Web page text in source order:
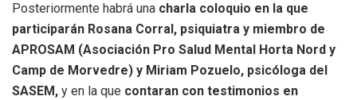
Posteriormente habrá una charla coloquio en la que
participarán Rosana Corral, psiquiatra y miembro de
APROSAM (Asociación Pro Salud Mental Horta Nord y
Camp de Morvedre) y Miriam Pozuelo, psicóloga del
SASEM, y en la que contaran con testimonios en